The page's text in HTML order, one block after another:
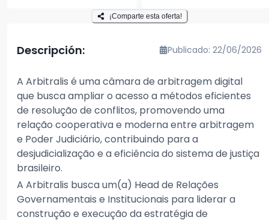
¡Comparte esta oferta!
Descripción: Publicado: 22/06/2026
A Arbitralis é uma câmara de arbitragem digital
que busca ampliar o acesso a métodos eficientes
de resolução de conflitos, promovendo uma
relação cooperativa e moderna entre arbitragem
e Poder Judiciário, contribuindo para a
desjudicialização e a eficiência do sistema de justiça
brasileiro.
A Arbitralis busca um(a) Head de Relações
Governamentais e Institucionais para liderar a
construção e execução da estratégia de